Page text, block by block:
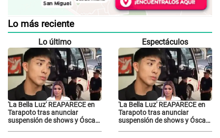
Lo más reciente
Lo último
'La Bella Luz' REAPARECE en
Tarapoto tras anunciar
suspensión de shows y Óscar
Espectáculos
'La Bella Luz' REAPARECE en
Tarapoto tras anunciar
suspensión de shows y Óscar